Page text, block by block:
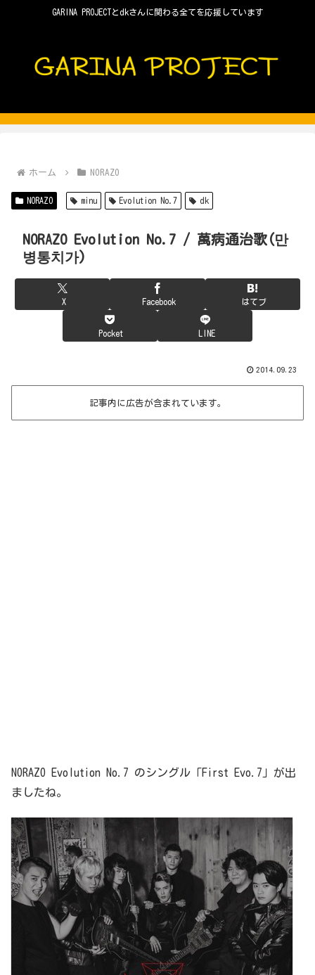
GARINA PROJECTとdkさんに関わる全てを応援しています
ホーム NORAZO
NORAZO minu Evolution No.7 dk
NORAZO Evolution No.7 / 萬病通治歌(만
병통치가)
X Facebook はてブ
Pocket LINE
2014.09.23
記事内に広告が含まれています。
NORAZO Evolution No.7 のシングル「First Evo.7」が出
ましたね。